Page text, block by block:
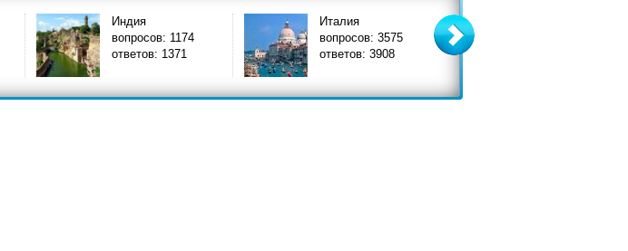
Индия
вопросов: 1174
ответов: 1371
Италия
вопросов: 3575
ответов: 3908